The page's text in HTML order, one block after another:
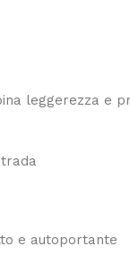
leggerezza e
e autoportante